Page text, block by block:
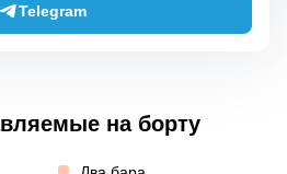
Telegram
на борту